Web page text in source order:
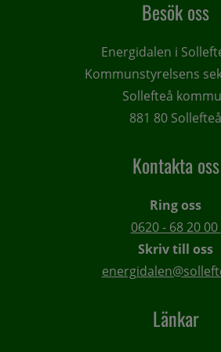
Besök oss
Energidalen i
Kommunstyrelsens
Sollefteå
881 80 Sollefteå
Kontakta oss
Ring oss
0620 - 68 20 00
Skriv till oss
Länkar